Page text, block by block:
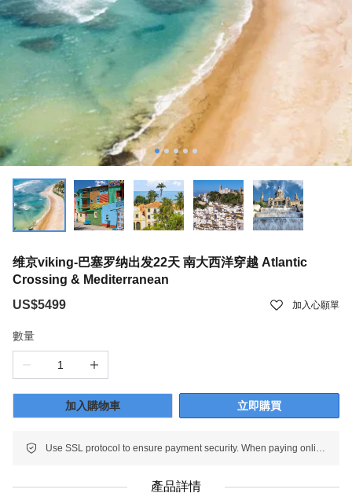
维京viking-巴塞罗纳出发22天 南大西洋穿越 Atlantic
Crossing & Mediterranean
US$5499
加入心願單
數量
加入購物車 立即購買
Use SSL protocol to ensure payment security. When paying online, your payment information is protected.
產品詳情